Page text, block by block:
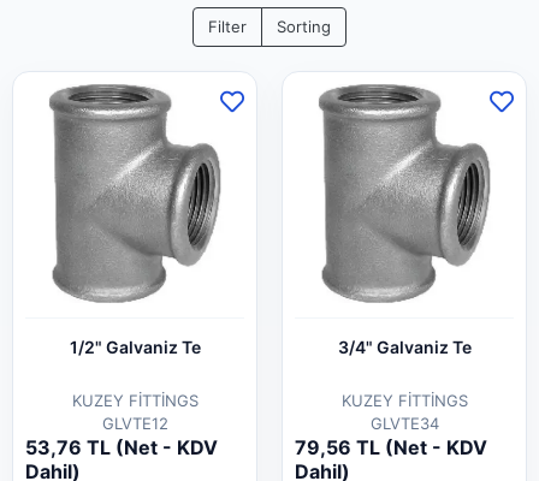
Filter Sorting
1/2" Galvaniz Te
KUZEY FİTTİNGS
GLVTE12
53,76 TL (Net - KDV
Dahil)
3/4" Galvaniz Te
KUZEY FİTTİNGS
GLVTE34
79,56 TL (Net - KDV
Dahil)